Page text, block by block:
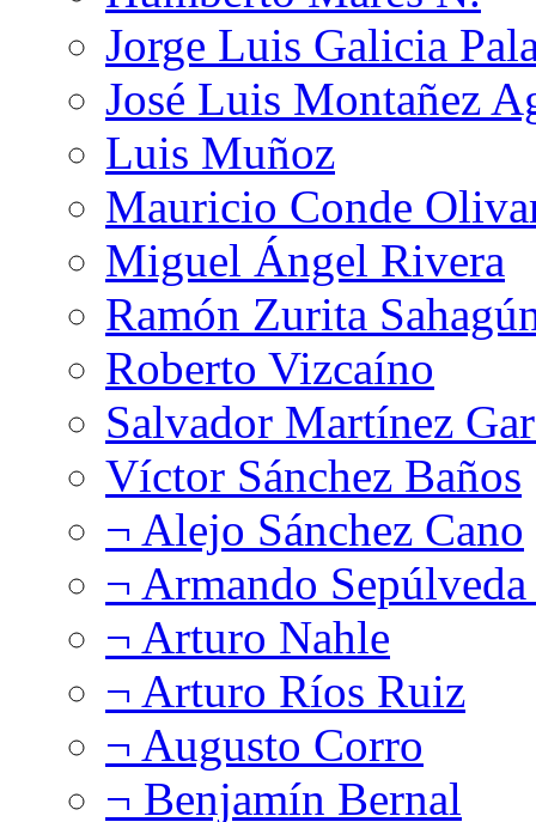
Jorge Luis Galicia
José Luis Montañez
Luis Muñoz
Mauricio Conde
Miguel Ángel Rivera
Ramón Zurita
Roberto Vizcaíno
Salvador Martínez
Víctor Sánchez Baños
¬ Alejo Sánchez Cano
¬ Armando
¬ Arturo Nahle
¬ Arturo Ríos Ruiz
¬ Augusto Corro
¬ Benjamín Bernal